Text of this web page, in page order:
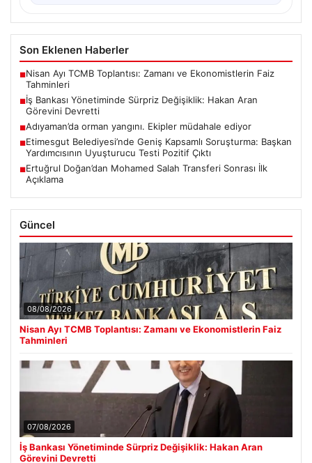
Son Eklenen Haberler
■Nisan Ayı TCMB Toplantısı: Zamanı ve Ekonomistlerin Faiz
Tahminleri
■İş Bankası Yönetiminde Sürpriz Değişiklik: Hakan Aran
Görevini Devretti
■Adıyaman’da orman yangını. Ekipler müdahale ediyor
■Etimesgut Belediyesi’nde Geniş Kapsamlı Soruşturma: Başkan
Yardımcısının Uyuşturucu Testi Pozitif Çıktı
■Ertuğrul Doğan’dan Mohamed Salah Transferi Sonrası İlk
Açıklama
Güncel
08/08/2026
Nisan Ayı TCMB Toplantısı: Zamanı ve Ekonomistlerin Faiz
Tahminleri
07/08/2026
İş Bankası Yönetiminde Sürpriz Değişiklik: Hakan Aran
Görevini Devretti